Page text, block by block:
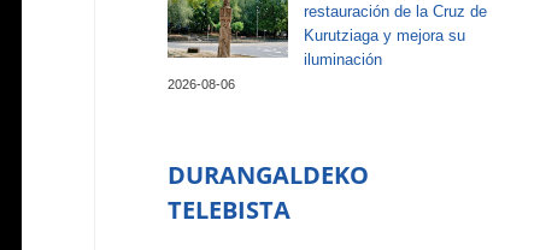
restauración de la Cruz de
Kurutziaga y mejora su
iluminación
2026-08-06
DURANGALDEKO
TELEBISTA